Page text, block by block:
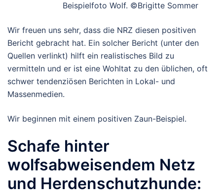
Beispielfoto Wolf. ©Brigitte Sommer
Wir freuen uns sehr, dass die NRZ diesen positiven
Bericht gebracht hat. Ein solcher Bericht (unter den
Quellen verlinkt) hilft ein realistisches Bild zu
vermitteln und er ist eine Wohltat zu den üblichen, oft
schwer tendenziösen Berichten in Lokal- und
Massenmedien.
Wir beginnen mit einem positiven Zaun-Beispiel.
Schafe hinter
wolfsabweisendem Netz
und Herdenschutzhunde: